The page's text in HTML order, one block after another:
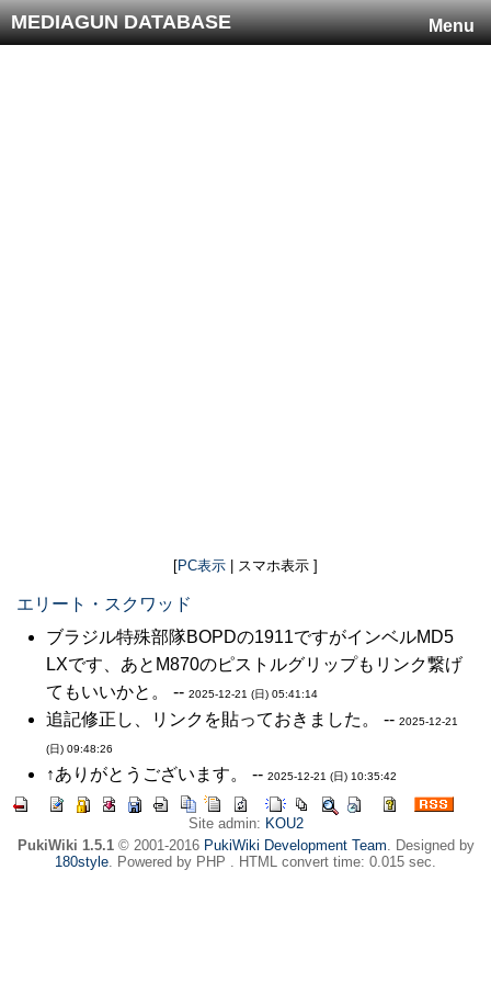
Menu
MEDIAGUN DATABASE
[PC表示 | スマホ表示 ]
エリート・スクワッド
ブラジル特殊部隊BOPDの1911ですがインベルMD5
LXです、あとM870のピストルグリップもリンク繋げ
てもいいかと。 -- 2025-12-21 (日) 05:41:14
追記修正し、リンクを貼っておきました。 -- 2025-12-21
(日) 09:48:26
↑ありがとうございます。 -- 2025-12-21 (日) 10:35:42
Site admin: KOU2
PukiWiki 1.5.1© 2001-2016 PukiWiki Development Team. Designed by
180style. Powered by PHP . HTML convert time: 0.015 sec.